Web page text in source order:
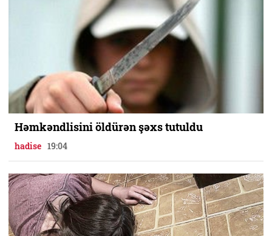
Həmkəndlisini öldürən şəxs tutuldu
hadise 19:04